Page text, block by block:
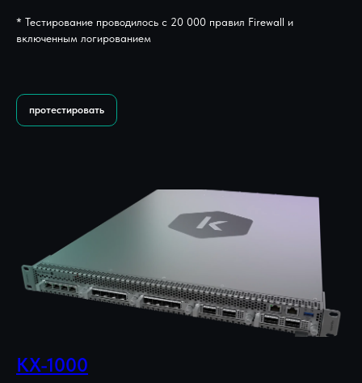
* Тестирование проводилось с 20 000 правил Firewall и
включенным логированием
протестировать
KX-1000